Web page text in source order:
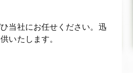
当社にお任せください。迅
いたします。